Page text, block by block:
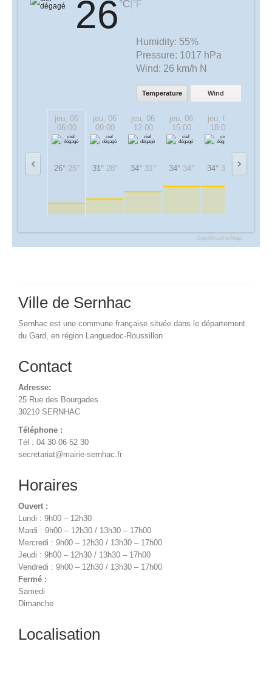
26 °C °F
Humidity: 55%
Pressure: 1017 hPa
Wind: 26 km/h N
Temperature Wind
jeu, 06
06:00
26° 25°
jeu, 06
09:00
31° 28°
jeu, 06
12:00
34° 31°
jeu, 06
15:00
34° 34°
jeu, 06
18:00
34° 34°
OpenWeatherMap
Ville de Sernhac
Sernhac est une commune française située dans le département
du Gard, en région Languedoc-Roussillon
Contact
Adresse:
25 Rue des Bourgades
30210 SERNHAC
Téléphone :
Tél : 04 30 06 52 30
secretariat@mairie-sernhac.fr
Horaires
Ouvert :
Lundi : 9h00 – 12h30
Mardi : 9h00 – 12h30 / 13h30 – 17h00
Mercredi : 9h00 – 12h30 / 13h30 – 17h00
Jeudi : 9h00 – 12h30 / 13h30 – 17h00
Vendredi : 9h00 – 12h30 / 13h30 – 17h00
Fermé :
Samedi
Dimanche
Localisation